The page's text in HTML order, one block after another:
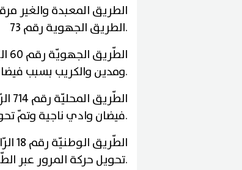
الطريق المعبدة والغير
الطريق الجهوية رقم 73.
ومدين والكريب بسبب.
فيضان وادي ناجية وتمّ.
تحويل حركة المرور عبر.